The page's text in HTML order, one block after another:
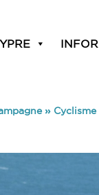
» Cyclisme